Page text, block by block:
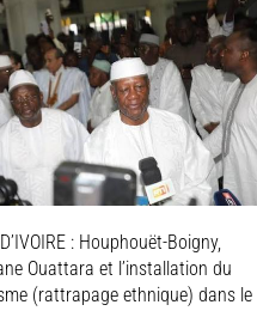
: Houphouët-Boigny,
Ouattara et l’installation du
(rattrapage ethnique) dans le